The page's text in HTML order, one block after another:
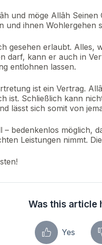
und möge Allâh Seinen
und ihnen Wohlergehen
gesehen erlaubt. Alles,
darf, kann er auch in
entlohnen lassen.
ist ein Vertrag.
ist. Schließlich kann
lässt sich somit von
– bedenkenlos möglich,
Leistungen nimmt.
Was this article
Yes